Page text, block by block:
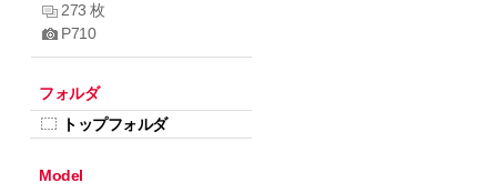
273 枚
P710
フォルダ
トップフォルダ
Model